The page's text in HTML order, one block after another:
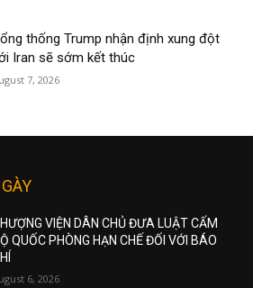
thống Trump nhận định xung đột
Iran sẽ sớm kết thúc
7, 2026
VIỆN DÂN CHỦ ĐƯA LUẬT CẤM
QUỐC PHÒNG HẠN CHẾ ĐỐI VỚI BÁO
6, 2026